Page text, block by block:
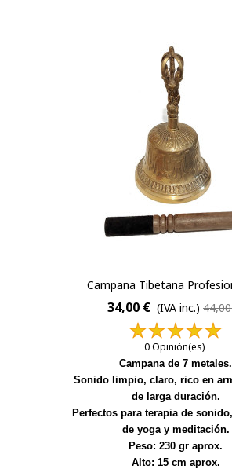
Campana Tibetana
34,00 € (IVA inc.)
0 Opinión(es)
Campana de 7 metales.
Sonido limpio, claro, rico en
de larga duración.
Perfectos para terapia de
de yoga y meditación.
Peso: 230 gr aprox.
Alto: 15 cm aprox.